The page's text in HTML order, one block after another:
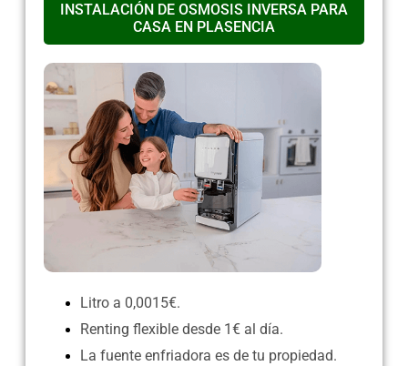
INSTALACIÓN DE OSMOSIS INVERSA PARA
CASA EN PLASENCIA
Litro a 0,0015€.
Renting flexible desde 1€ al día.
La fuente enfriadora es de tu propiedad.